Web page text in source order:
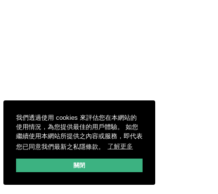
我們透過使用 cookies 來評估您在本網站的
使用情況，為您提供最佳的用戶體驗。 如您
繼續使用本網站所提供之內容或服務，即代表
您已同意我們最新之私隱條款。
了解更多
關閉